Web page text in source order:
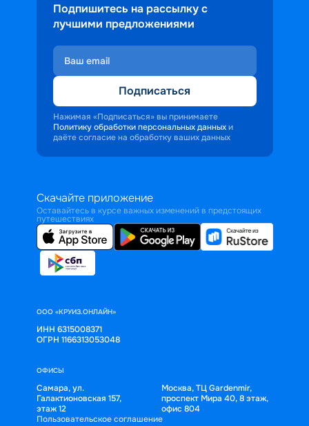
Подпишитесь на рассылку с
лучшими предложениями
Подписаться
Нажимая «Подписаться» вы принимаете
Политику обработки персональных данных и
даёте согласие на обработку ваших данных
Скачайте приложение
Оставайтесь в курсе важных изменений в предстоящих
путешествиях
ООО «КРУИЗ.ОНЛАЙН»
ИНН 6315008371
ОГРН 1166313053048
ОФИСЫ
Самара, ул.
Галактионовская 157,
этаж 12
Москва, ТЦ Gardenmir,
проспект Мира 40, 8 этаж,
офис 804
Пользовательское соглашение